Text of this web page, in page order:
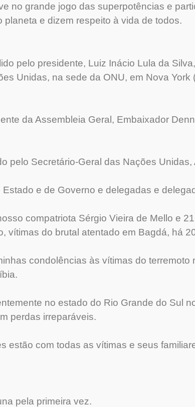
no grande jogo das superpotências e
e dizem respeito à vida de todos.
pelo presidente, Luiz Inácio Lula da
Unidas, na sede da ONU, em Nova York
da Assembleia Geral, Embaixador
pelo Secretário-Geral das Nações Unidas,
e de Governo e delegadas e
compatriota Sérgio Vieira de Mello e
vítimas do brutal atentado em Bagdá, há
condolências às vítimas do terremoto
no estado do Rio Grande do Sul
perdas irreparáveis.
estão com todas as vítimas e seus
pela primeira vez.